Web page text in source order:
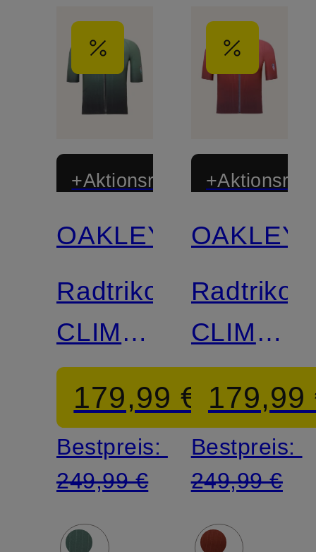
+Aktionsrabatt
Limitiert
OAKLEY
Radtrikot
CLIMA
JERSEY
179,99 €
Bestpreis:
249,99 €
Limitiert
OAKLEY
Radtrikot
CLIMA
JERSEY
179,99
Bestpreis:
249,99 €